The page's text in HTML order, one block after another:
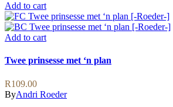
Add to cart
Add to cart
Twee prinsesse met ‘n plan
R109.00
ByAndri Roeder